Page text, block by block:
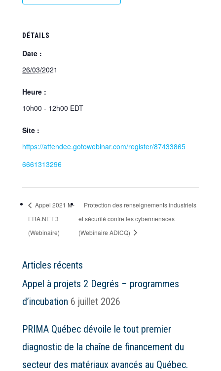
DÉTAILS
Date :
26/03/2021
Heure :
10h00 - 12h00 EDT
Site :
https://attendee.gotowebinar.com/register/87433865
6661313296
Appel 2021 M-
ERA.NET 3
(Webinaire)
Protection des renseignements industriels
et sécurité contre les cybermenaces
(Webinaire ADICQ)
Articles récents
Appel à projets 2 Degrés – programmes
d’incubation 6 juillet 2026
PRIMA Québec dévoile le tout premier
diagnostic de la chaîne de financement du
secteur des matériaux avancés au Québec.